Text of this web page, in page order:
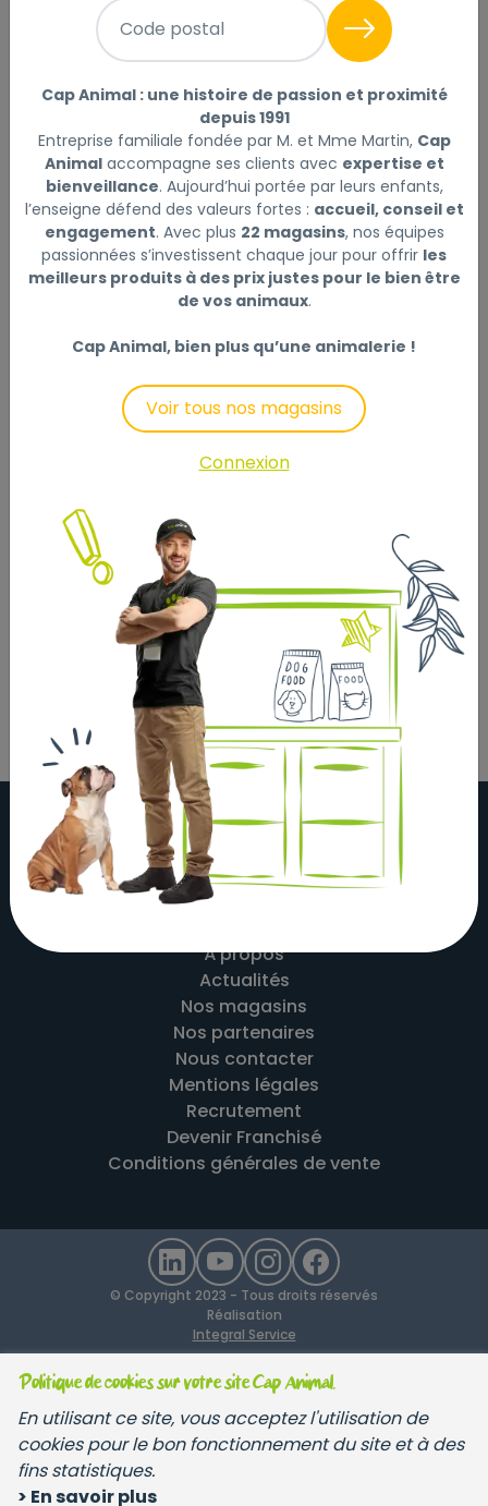
Politique de cookies sur votre site Cap Animal.
En utilisant ce site, vous acceptez l'utilisation de
cookies pour le bon fonctionnement du site et à des
fins statistiques.
> En savoir plus
Flexi Laisse à enrouleur New
Classic Corde Rouge, XS- 3 mètres
Réf : 4000498022405
Flexi Laisse à enrouleur New Classic Corde Rouge, XS-
3 mètresLire la suite
Choisir mon magasin Sélectionner
Livraison à domicile (offerte dès
Non disponible en ligne
Cette laisse enrouleur rouge est parfaite pour les
petits chiens jusqu'à 8kg. Avec une poignée pratique,
un bouton de frein et un bouton de blocage pour un
contrôle supplémentaire. Fabriquée en plastique
durable avec un mousqueton chromé.
À propos
Actualités
Nos magasins
Nos partenaires
Nous contacter
Mentions légales
Recrutement
Devenir Franchisé
Conditions générales de vente
© Copyright 2023 - Tous droits réservés
Réalisation
Integral Service
Code postal
Cap Animal : une histoire de passion et proximité
depuis 1991
Entreprise familiale fondée par M. et Mme Martin, Cap
Animalaccompagne ses clients avec expertise et
bienveillance. Aujourd’hui portée par leurs enfants,
l’enseigne défend des valeurs fortes : accueil, conseil et
engagement. Avec plus 22 magasins, nos équipes
passionnées s’investissent chaque jour pour offrir les
meilleurs produits à des prix justes pour le bien être
de vos animaux.
Cap Animal, bien plus qu’une animalerie !
Voir tous nos magasins
Connexion